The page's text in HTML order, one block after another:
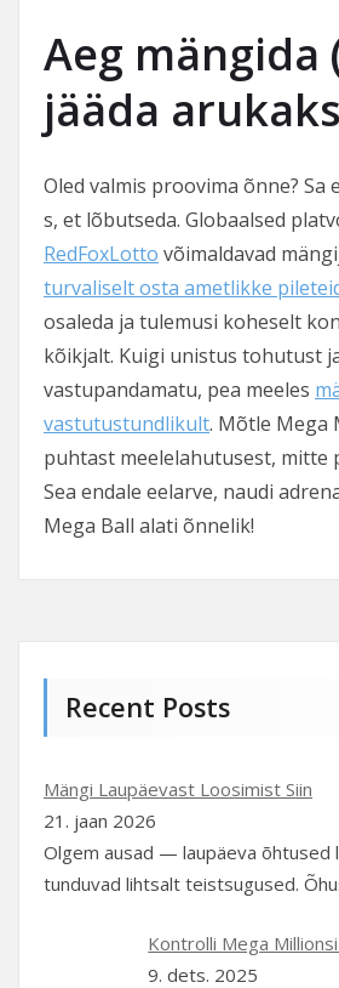
Aeg mängida
jääda
Oled valmis proovima õnne? Sa
s, et lõbutseda. Globaalsed
RedFoxLotto võimaldavad
turvaliselt osta ametlikke
osaleda ja tulemusi koheselt
kõikjalt. Kuigi unistus tohutust
vastupandamatu, pea meeles
vastutustundlikult. Mõtle Mega
puhtast meelelahutusest, mitte
Sea endale eelarve, naudi
Mega Ball alati õnnelik!
Recent Posts
Mängi Laupäevast Loosimist Siin
21. jaan 2026
Olgem ausad — laupäeva õhtused
tunduvad lihtsalt teistsugused.
Kontrolli Mega
9. dets. 2025